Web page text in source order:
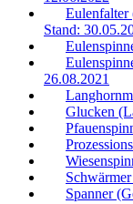
Eulenfalter
Stand:
26.08.2021
Glucken
Spanner